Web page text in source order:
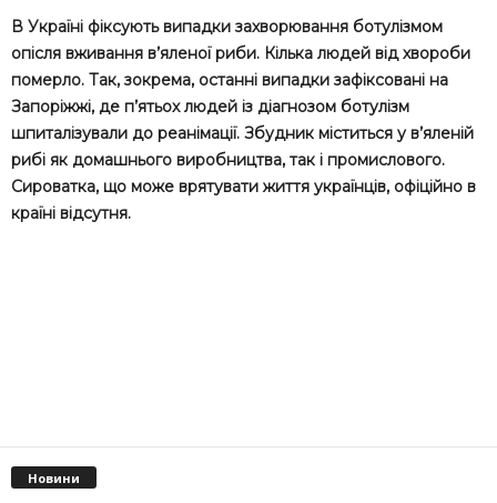
В Україні фіксують випадки захворювання ботулізмом
опісля вживання в’яленої риби. Кілька людей від хвороби
померло. Так, зокрема, останні випадки зафіксовані на
Запоріжжі, де п’ятьох людей із діагнозом ботулізм
шпиталізували до реанімації. Збудник міститься у в’яленій
рибі як домашнього виробництва, так і промислового.
Сироватка, що може врятувати життя українців, офіційно в
країні відсутня.
Новини